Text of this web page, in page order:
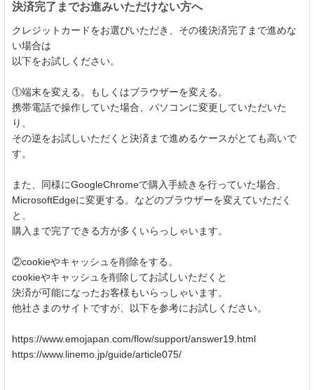
決済完了までお進みいただけない方へ
クレジットカードをお選びいただき、その後決済完了まで進めな
い場合は
以下をお試しください。
①端末を変える。もしくはブラウザーを変える。
携帯電話で操作していた場合、パソコンに変更していただいた
り、
その逆をお試しいただくと決済まで進めるケースがとても高いで
す。
また、同様にGoogleChromeで購入手続きを行っていた場合、
MicrosoftEdgeに変更する。などのブラウザーを変えていただく
と、
購入まで完了できる方が多くいらっしゃいます。
②cookieやキャッシュを削除をする。
cookieやキャッシュを削除してお試しいただくと
決済が可能になったお客様もいらっしゃいます。
他社さまのサイトですが、以下を参考にお試しください。
https://www.emojapan.com/flow/support/answer19.html
https://www.linemo.jp/guide/article075/